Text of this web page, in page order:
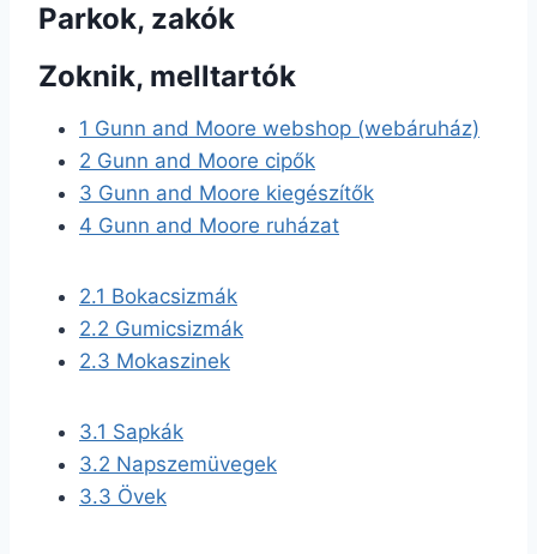
Parkok, zakók
Zoknik, melltartók
1 Gunn and Moore webshop (webáruház)
2 Gunn and Moore cipők
3 Gunn and Moore kiegészítők
4 Gunn and Moore ruházat
2.1 Bokacsizmák
2.2 Gumicsizmák
2.3 Mokaszinek
3.1 Sapkák
3.2 Napszemüvegek
3.3 Övek